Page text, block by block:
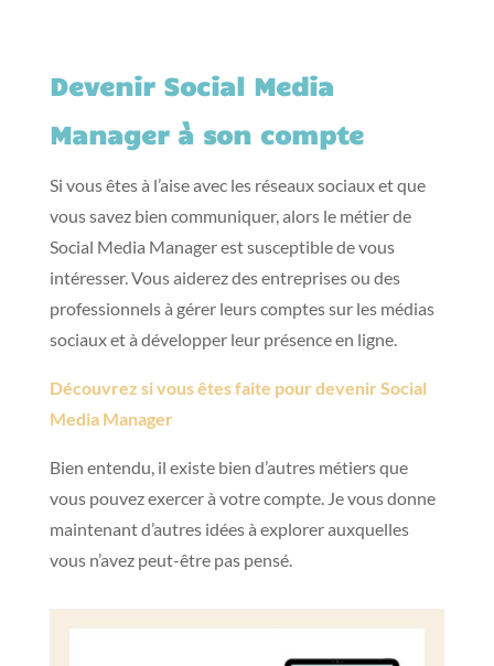
Devenir Social Media
Manager à son compte
Si vous êtes à l’aise avec les réseaux sociaux et que
vous savez bien communiquer, alors le métier de
Social Media Manager est susceptible de vous
intéresser. Vous aiderez des entreprises ou des
professionnels à gérer leurs comptes sur les médias
sociaux et à développer leur présence en ligne.
Découvrez si vous êtes faite pour devenir Social
Media Manager
Bien entendu, il existe bien d’autres métiers que
vous pouvez exercer à votre compte. Je vous donne
maintenant d’autres idées à explorer auxquelles
vous n’avez peut-être pas pensé.